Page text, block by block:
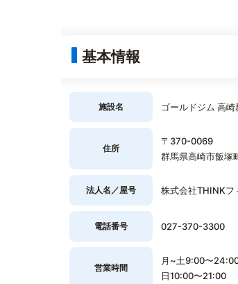
基本情報
施設名 ゴールドジム 高崎
住所
〒370-0069
群馬県高崎市飯塚
法人名／屋号 株式会社THINKフ
電話番号 027-370-3300
営業時間
月~土9:00〜
日10:00〜21:00